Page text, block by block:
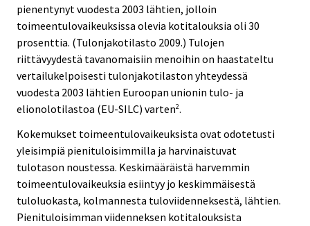
pienentynyt vuodesta 2003 lähtien, jolloin
toimeentulovaikeuksissa olevia kotitalouksia oli 30
prosenttia. (Tulonjakotilasto 2009.) Tulojen
riittävyydestä tavanomaisiin menoihin on haastateltu
vertailukelpoisesti tulonjakotilaston yhteydessä
vuodesta 2003 lähtien Euroopan unionin tulo- ja
elionolotilastoa (EU-SILC) varten2.
Kokemukset toimeentulovaikeuksista ovat odotetusti
yleisimpiä pienituloisimmilla ja harvinaistuvat
tulotason noustessa. Keskimääräistä harvemmin
toimeentulovaikeuksia esiintyy jo keskimmäisestä
tuloluokasta, kolmannesta tuloviidenneksestä, lähtien.
Pienituloisimman viidenneksen kotitalouksista